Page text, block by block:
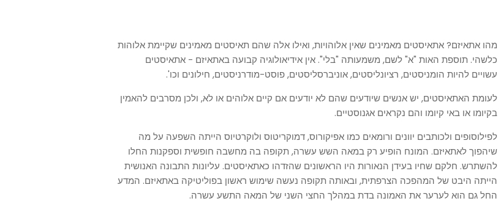
מהו אתאיזם? אתאיסטים מאמינים שאין אלוהויות, ואילו אלה שהם תאיסטים מאמינים שקיימת אלוהות
כלשהי. תוספת האות "א" לשם, משמעותה "בלי". אין אידיאולוגיה קבועה באתאיזם - אתאיסטים
עשויים להיות הומניסטים, רציונליסטים, אוניברסליסטים, פוסט-מודרניסטים, חילונים וכו'.
לעומת האתאיסטים, יש אנשים שיודעים שהם לא יודעים אם קיים אלוהים או לא, ולכן מסרבים להאמין
בקיומו או באי קיומו והם נקראים אגנוסטיים.
לפילוסופים ולכותבים יוונים ורומאים כמו אפיקורוס, דמוקריטוס ולוקרטיוס הייתה השפעה על מה
שיהפוך לאתאיזם. המונח הופיע רק במאה השש עשרה, תקופה בה מחשבה חופשית וספקנות החלו
להשתרש. חלקם שחיו בעידן הנאורות היו הראשונים שהזדהו כאתאיסטים. עליונות התבונה האנושית
הייתה היבט של המהפכה הצרפתית, ובאותה תקופה נעשה שימוש ראשון בפוליטיקה באתאיזם. המדע
החל גם הוא לערער את האמונה בדת במהלך החצי השני של המאה התשע עשרה.